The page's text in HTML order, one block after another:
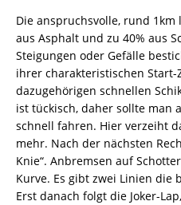
Die anspruchsvolle, rund 1km
aus Asphalt und zu 40% aus
Steigungen oder Gefälle
ihrer charakteristischen
dazugehörigen schnellen
ist tückisch, daher sollte man
schnell fahren. Hier verzeiht
mehr. Nach der nächsten
Knie“. Anbremsen auf
Kurve. Es gibt zwei Linien die
Erst danach folgt die Joker-